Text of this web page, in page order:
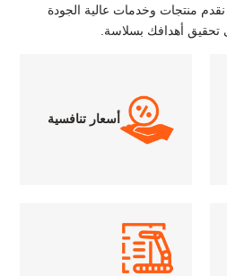
نقدم منتجات وخدمات عالية الجودة
أهدافك بسلاسة.
أسعار تنافسية